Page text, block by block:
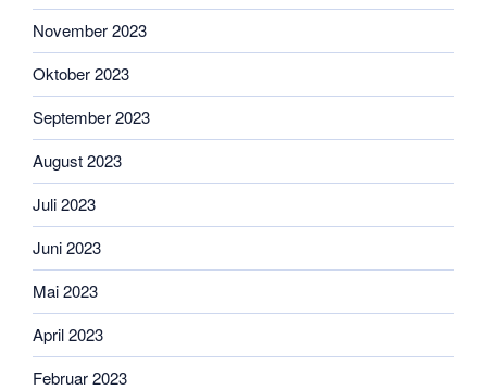
November 2023
Oktober 2023
September 2023
August 2023
Juli 2023
Juni 2023
Mai 2023
April 2023
Februar 2023